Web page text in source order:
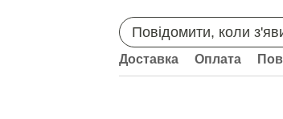
Повідомити, коли
Доставка Оплата